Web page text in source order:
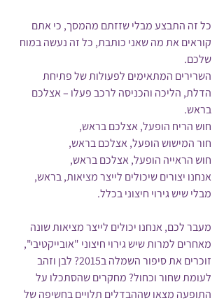
כל זה התבצע מבלי שזזתם מהמסך, כי אתם
קוראים את מה שאני כותבת, כל זה נעשה במוח
שלכם.
השרירים המתאימים לפעולות של פתיחת
הדלת, הליכה והכניסה לרכב פעלו – אצלכם
בראש.
חוש הריח הופעל, אצלכם בראש,
חור המישוש הופעל, אצלכם בראש,
חוש הראייה הופעל, אצלכם בראש,
אנחנו יצורים שיכולים לייצר מציאות, בראש,
מבלי שיש גירוי חיצוני בכלל.
מעבר לכם, אנחנו יכולים לייצר מציאות שונה
מאחרים למרות שיש גירוי חיצוני "אובייקטיבי",
זוכרים את סיפור השמלה ב2015? לבן וזהב
לעומת שחור וכחול? מחקרים שהסתכלו על
התופעה מצאו שההבדלים תלויים בחשיפה של